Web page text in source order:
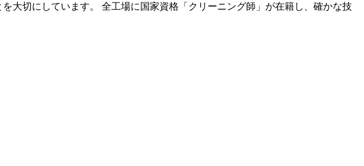
大切にしています。 全工場に国家資格「クリーニング師」が在籍し、確かな技